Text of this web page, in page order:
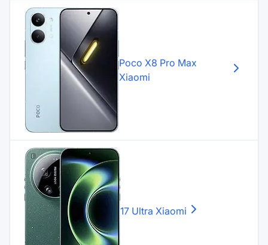
Poco X8 Pro Max
Xiaomi
17 Ultra Xiaomi